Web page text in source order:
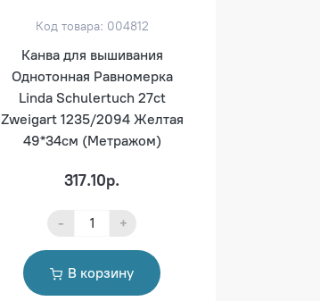
Код товара: 004812
Канва для вышивания
Однотонная Равномерка
Linda Schulertuch 27ct
Zweigart 1235/2094 Желтая
49*34см (Метражом)
317.10р.
- +
В корзину